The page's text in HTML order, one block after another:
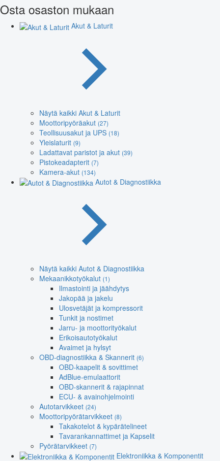
Osta osaston mukaan
Akut & Laturit
Näytä kaikki Akut & Laturit
Moottoripyöräakut (27)
Teollisuusakut ja UPS (18)
Yleislaturit (9)
Ladattavat paristot ja akut (39)
Pistokeadapterit (7)
Kamera-akut (134)
Autot & Diagnostiikka
Näytä kaikki Autot & Diagnostiikka
Mekaanikkotyökalut (1)
Ilmastointi ja jäähdytys
Jakopää ja jakelu
Ulosvetäjät ja kompressorit
Tunkit ja nostimet
Jarru- ja moottorityökalut
Erikoisautotyökalut
Avaimet ja hylsyt
OBD-diagnostiikka & Skannerit (6)
OBD-kaapelit & sovittimet
AdBlue-emulaattorit
OBD-skannerit & rajapinnat
ECU- & avainohjelmointi
Autotarvikkeet (24)
Moottoripyörätarvikkeet (8)
Takakotelot & kypärätelineet
Tavarankannattimet ja Kapselit
Pyörätarvikkeet (7)
Elektroniikka & Komponentit